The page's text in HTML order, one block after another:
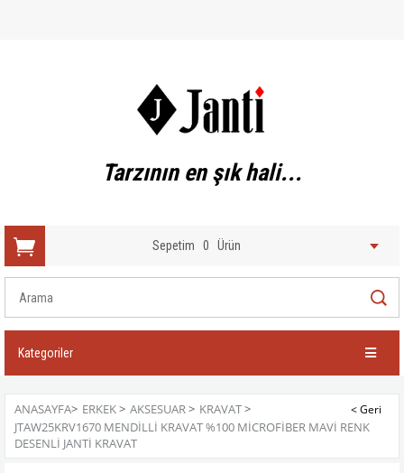
Tarzının en şık hali...
Sepetim 0 Ürün
Kategoriler
ANASAYFA> ERKEK> AKSESUAR> KRAVAT>
JTAW25KRV1670 MENDİLLİ KRAVAT %100 MİCROFİBER MAVİ RENK
DESENLİ JANTİ KRAVAT